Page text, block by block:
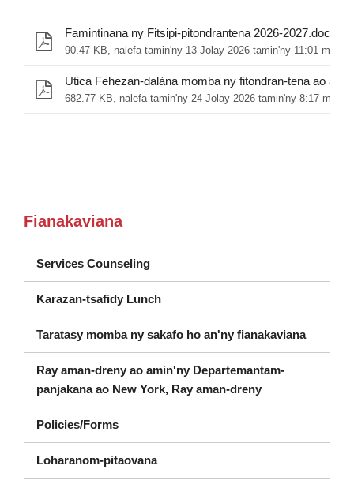
Famintinana ny Fitsipi-pitondrantena 2026-
90.47 KB, nalefa tamin'ny 13 Jolay 2026 tamin'ny 11:01
682.77 KB, nalefa tamin'ny 24 Jolay 2026 tamin'ny 8:17
Fianakaviana
Services Counseling(misokatra amin'ny varavarankely
Karazan-tsafidy Lunch
Taratasy momba ny sakafo ho an'ny fianakaviana
Ray aman-dreny ao amin'ny Departemantam-
panjakana ao New York, Ray aman-drenyDashboard
Policies/Forms
Loharanom-pitaovana